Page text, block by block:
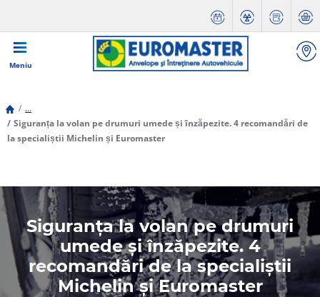
Meniu
...
Siguranța la volan pe drumuri umede și înzăpezite. 4 recomandări de
la specialiștii Michelin și Euromaster
Siguranța la volan pe drumuri
umede și înzăpezite. 4
recomandări de la specialiștii
Michelin și Euromaster